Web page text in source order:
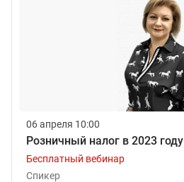
06 апреля 10:00
Розничный налог в 2023 году
Бесплатный вебинар
Спикер